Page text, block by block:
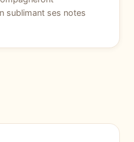
sublimant ses notes